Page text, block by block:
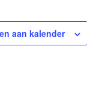
aan kalender